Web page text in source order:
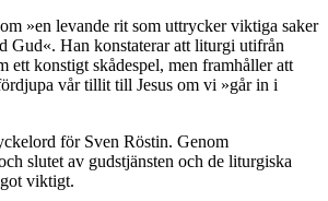
»en levande rit som uttrycker viktiga saker
Gud«. Han konstaterar att liturgi utifrån
ett konstigt skådespel, men framhåller att
vår tillit till Jesus om vi »går in i
för Sven Röstin. Genom
slutet av gudstjänsten och de liturgiska
viktigt.